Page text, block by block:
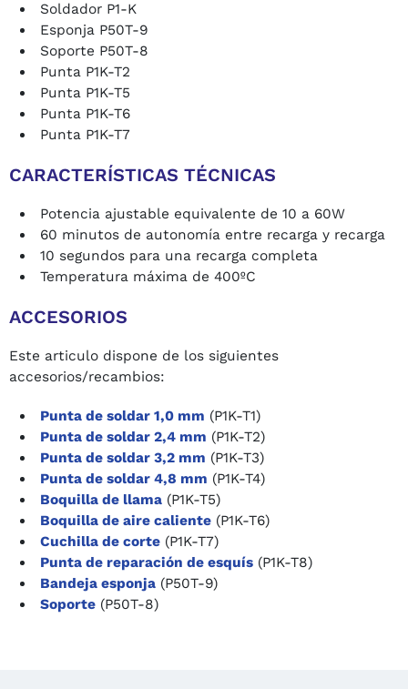
Soldador P1-K
Esponja P50T-9
Soporte P50T-8
Punta P1K-T2
Punta P1K-T5
Punta P1K-T6
Punta P1K-T7
CARACTERÍSTICAS TÉCNICAS
Potencia ajustable equivalente de 10 a 60W
60 minutos de autonomía entre recarga y recarga
10 segundos para una recarga completa
Temperatura máxima de 400ºC
ACCESORIOS
Este articulo dispone de los siguientes
accesorios/recambios:
Punta de soldar 1,0 mm (P1K-T1)
Punta de soldar 2,4 mm (P1K-T2)
Punta de soldar 3,2 mm (P1K-T3)
Punta de soldar 4,8 mm (P1K-T4)
Boquilla de llama(P1K-T5)
Boquilla de aire caliente(P1K-T6)
Cuchilla de corte(P1K-T7)
Punta de reparación de esquís(P1K-T8)
Bandeja esponja(P50T-9)
Soporte(P50T-8)